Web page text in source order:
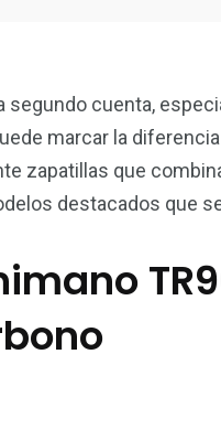
segundo cuenta,
marcar la
zapatillas que
destacados que